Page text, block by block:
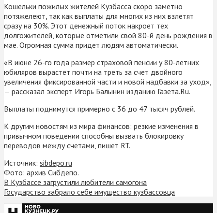
Кошельки пожилых жителей Кузбасса скоро заметно
потяжелеют, так как выплаты для многих из них взлетят
сразу на 30%. Этот денежный поток накроет тех
долгожителей, которые отметили свой 80-й день рождения в
мае. Огромная сумма придет людям автоматически.
«В июне 26-го года размер страховой пенсии у 80-летних
юбиляров вырастет почти на треть за счет двойного
увеличения фиксированной части и новой надбавки за уход»,
— рассказал эксперт Игорь Балынин изданию Газета.Ru.
Выплаты поднимутся примерно с 36 до 47 тысяч рублей.
К другим новостям из мира финансов: резкие изменения в
привычном поведении способны вызвать блокировку
переводов между счетами, пишет RT.
Источник: sibdepo.ru
Фото: архив Сибдепо.
В Кузбассе загрустили любители самогона
Государство забрало себе имущество кузбассовца